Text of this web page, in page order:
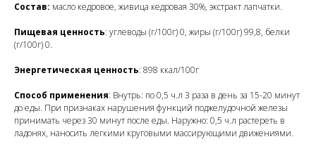
Состав: масло кедровое, живица кедровая 30%, экстракт лапчатки.
Пищевая ценность: углеводы (г/100г) 0, жиры (г/100г) 99,8, белки
(г/100г) 0.
Энергетическая ценность: 898 ккал/100г
Способ применения: Внутрь: по 0,5 ч.л 3 раза в день за 15-20 минут
до еды. При признаках нарушения функций поджелудочной железы
принимать через 30 минут после еды. Наружно: 0,5 ч.л растереть в
ладонях, наносить легкими круговыми массирующими движениями.